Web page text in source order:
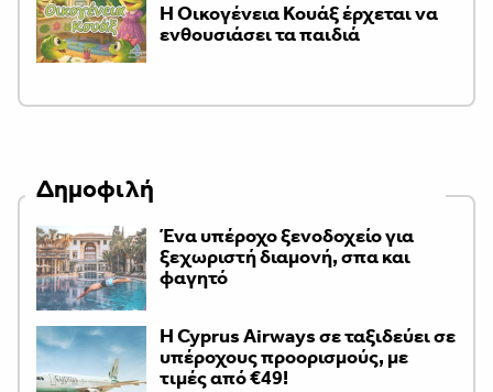
Η Οικογένεια Κουάξ έρχεται να
ενθουσιάσει τα παιδιά
Δημοφιλή
Ένα υπέροχο ξενοδοχείο για
ξεχωριστή διαμονή, σπα και
φαγητό
H Cyprus Airways σε ταξιδεύει σε
υπέροχους προορισμούς, με
τιμές από €49!